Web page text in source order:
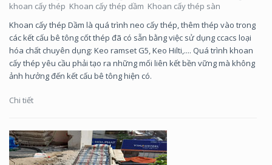
khoan cấy thép Khoan cấy thép dầm Khoan cấy thép sàn
Khoan cấy thép Dầm là quá trình neo cấy thép, thêm thép vào trong
các kết cấu bê tông cốt thép đã có sẵn bằng việc sử dụng ccacs loại
hóa chất chuyên dụng: Keo ramset G5, Keo Hilti,.... Quá trình khoan
cấy thép yêu cầu phải tạo ra những mối liên kết bền vững mà không
ảnh hưởng đến kết cấu bê tông hiện có.
Chi tiết